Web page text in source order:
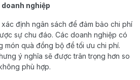
nghiệp
định ngân sách để đảm bảo chi phí
sự chu đáo. Các doanh nghiệp có
món quà đồng bộ để tối ưu chi phí.
ý nghĩa sẽ được trân trọng hơn so
phù hợp.